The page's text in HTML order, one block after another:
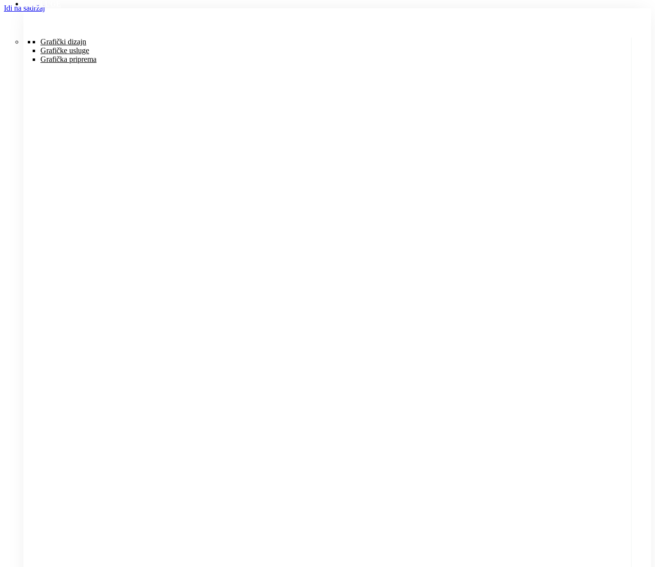
Idi na sadržajUSLUGE
Grafički dizajn
Grafičke usluge
Grafička priprema